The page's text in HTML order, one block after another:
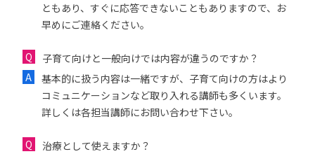
ともあり、すぐに応答できないこともありますので、お
早めにご連絡ください。
子育て向けと一般向けでは内容が違うのですか？
基本的に扱う内容は一緒ですが、子育て向けの方はより
コミュニケーションなど取り入れる講師も多くいます。
詳しくは各担当講師にお問い合わせ下さい。
治療として使えますか？